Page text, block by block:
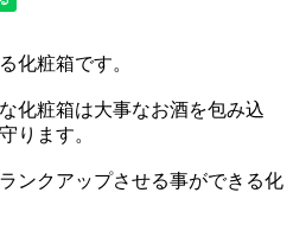
化粧箱です。
化粧箱は大事なお酒を包み込
ります。
ンクアップさせる事ができる化